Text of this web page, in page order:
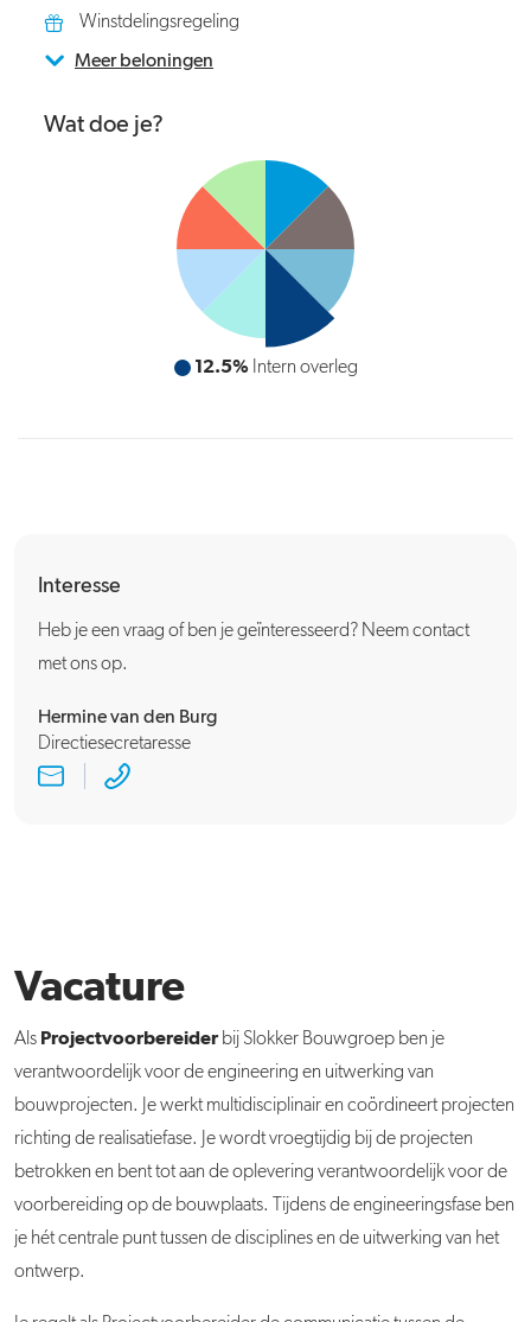
Winstdelingsregeling
Meer beloningen
Wat doe je?
12.5% Intern overleg
Interesse
Heb je een vraag of ben je geïnteresseerd? Neem contact
met ons op.
Hermine van den Burg
Directiesecretaresse
Vacature
Als Projectvoorbereider bij Slokker Bouwgroep ben je
verantwoordelijk voor de engineering en uitwerking van
bouwprojecten. Je werkt multidisciplinair en coördineert projecten
richting de realisatiefase. Je wordt vroegtijdig bij de projecten
betrokken en bent tot aan de oplevering verantwoordelijk voor de
voorbereiding op de bouwplaats. Tijdens de engineeringsfase ben
je hét centrale punt tussen de disciplines en de uitwerking van het
ontwerp.